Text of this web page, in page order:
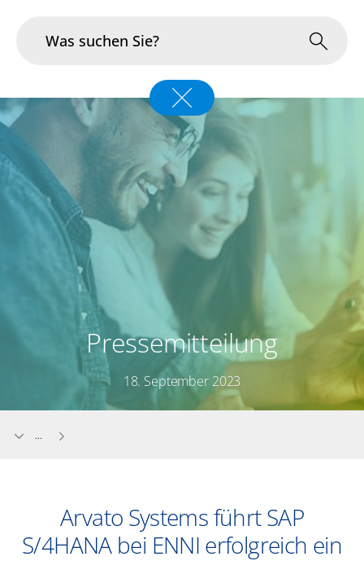
Branchen
Im Fokus
Portfolio
Infrastruktur & Betrieb
Pressemitteilung
18. September 2023
...
Arvato Systems führt SAP
S/4HANA bei ENNI erfolgreich ein